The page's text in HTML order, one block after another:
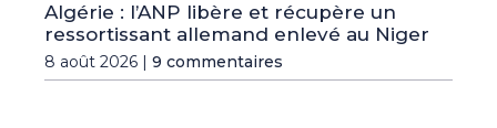
Algérie : l’ANP libère et récupère un
ressortissant allemand enlevé au Niger
8 août 2026 | 9 commentaires